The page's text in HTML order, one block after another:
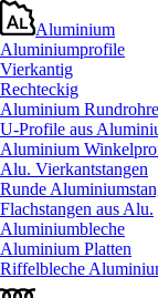
Aluminium
Aluminiumprofile
Vierkantig
Rechteckig
Aluminium Rundrohre
U-Profile aus
Aluminium
Alu. Vierkantstangen
Runde
Flachstangen aus Alu.
Aluminiumbleche
Aluminium Platten
Riffelbleche